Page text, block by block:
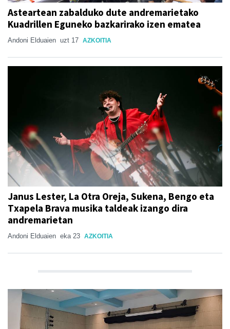
Asteartean zabalduko dute andremarietako
Kuadrillen Eguneko bazkarirako izen ematea
Andoni Elduaien uzt 17 AZKOITIA
Janus Lester, La Otra Oreja, Sukena, Bengo eta
Txapela Brava musika taldeak izango dira
andremarietan
Andoni Elduaien eka 23 AZKOITIA